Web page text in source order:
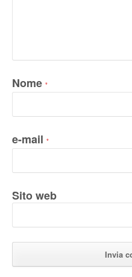
Nome *
e-mail *
Sito web